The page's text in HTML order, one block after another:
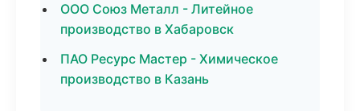
ООО Союз Металл - Литейное
производство в Хабаровск
ПАО Ресурс Мастер - Химическое
производство в Казань